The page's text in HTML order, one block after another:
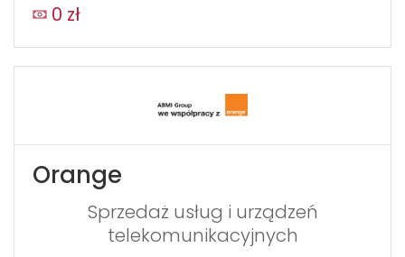
0 zł
Orange
Sprzedaż usług i urządzeń
telekomunikacyjnych